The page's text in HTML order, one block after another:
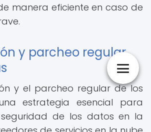
manera eficiente en caso de
y parcheo regular
y el parcheo regular de los
estrategia esencial para
de los datos en la